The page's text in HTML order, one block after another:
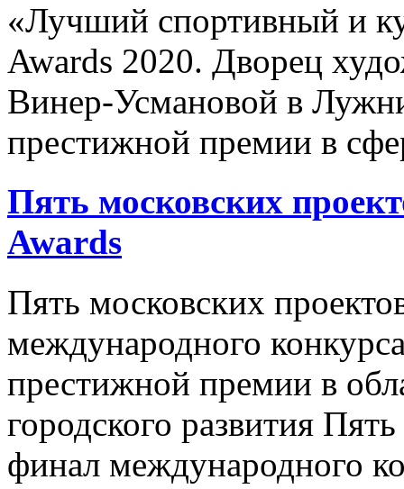
«Лучший спортивный и
Awards 2020. Дворец
Винер-Усмановой в
престижной премии в
Пять московских
Awards
Пять московских
международного
престижной премии в
городского развития
финал международного